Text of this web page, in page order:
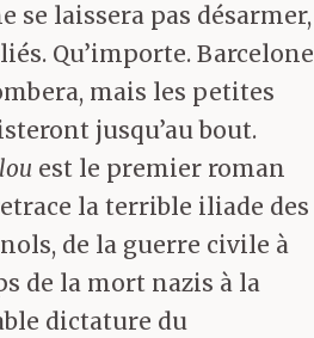
se laissera pas désarmer,
Qu’importe. Barcelone
mais les petites
jusqu’au bout.
est le premier roman
la terrible iliade des
de la guerre civile à
de la mort nazis à la
dictature du